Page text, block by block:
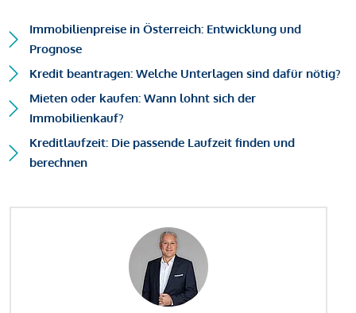
Immobilienpreise in Österreich: Entwicklung und
Prognose
Kredit beantragen: Welche Unterlagen sind dafür nötig?
Mieten oder kaufen: Wann lohnt sich der
Immobilienkauf?
Kreditlaufzeit: Die passende Laufzeit finden und
berechnen